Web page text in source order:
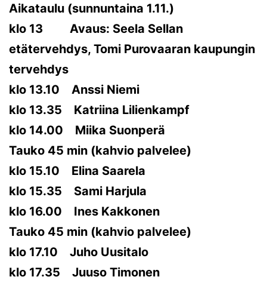
Aikataulu (sunnuntaina 1.11.)
klo 13 Avaus: Seela Sellan
etätervehdys, Tomi Purovaaran kaupungin
tervehdys
klo 13.10 Anssi Niemi
klo 13.35 Katriina Lilienkampf
klo 14.00 Miika Suonperä
Tauko 45 min (kahvio palvelee)
klo 15.10 Elina Saarela
klo 15.35 Sami Harjula
klo 16.00 Ines Kakkonen
Tauko 45 min (kahvio palvelee)
klo 17.10 Juho Uusitalo
klo 17.35 Juuso Timonen